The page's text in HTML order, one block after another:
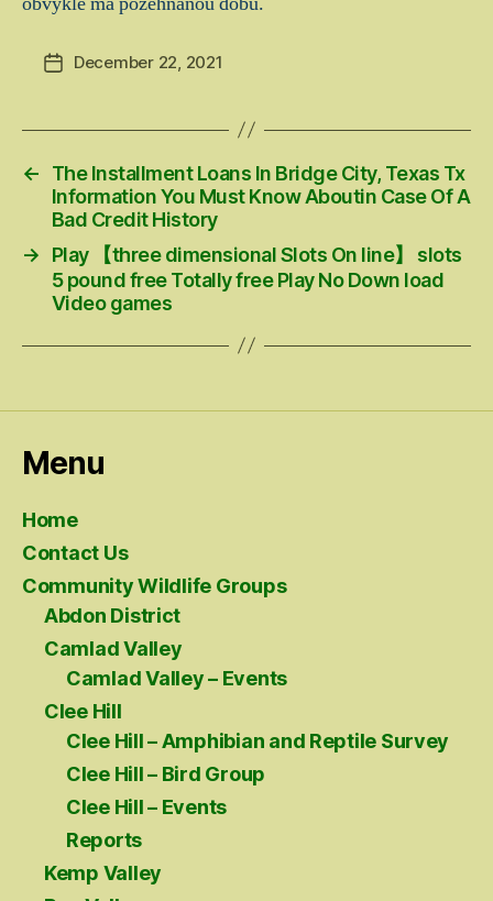
PostDecember 22, 2021
←
The Installment Loans In Bridge City, Texas Tx
Information You Must Know Aboutin Case Of A
Bad Credit History
→
Play 【three dimensional Slots On line】 slots
5 pound free Totally free Play No Down load
Video games
Menu
Home
Contact Us
Community Wildlife Groups
Abdon District
Camlad Valley
Camlad Valley – Events
Clee Hill
Clee Hill – Amphibian and Reptile Survey
Clee Hill – Bird Group
Clee Hill – Events
Reports
Kemp Valley